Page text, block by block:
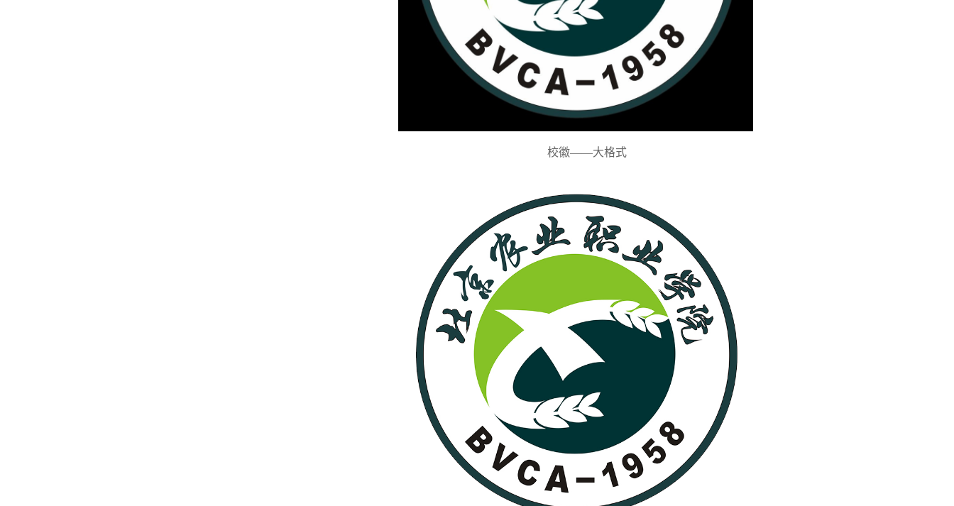
校徽——大格式